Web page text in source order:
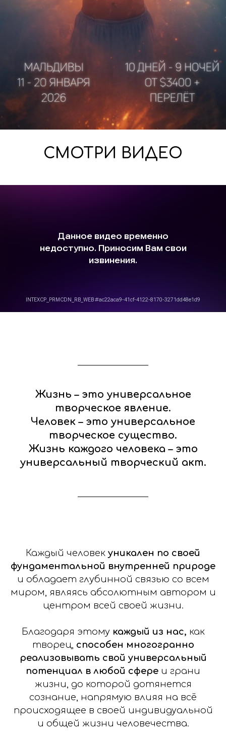
СМОТРИ ВИДЕО
Жизнь – это универсальное
творческое явление.
Человек – это универсальное
творческое существо.
Жизнь каждого человека – это
универсальный творческий акт.
Каждый человек уникален по своей
фундаментальной внутренней природе
и обладает глубинной связью со всем
миром, являясь абсолютным автором и
центром всей своей жизни.
Благодаря этому каждый из нас, как
творец, способен многогранно
реализовывать свой универсальный
потенциал в любой сфере и грани
жизни, до которой дотянется
сознание, напрямую влияя на всё
происходящее в своей индивидуальной
и общей жизни человечества.